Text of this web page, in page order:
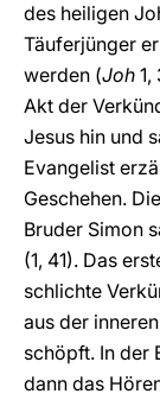
des heiligen
Täuferjünger
werden (Joh 1,
Akt der
Jesus hin und
Evangelist
Geschehen.
Bruder Simon
(1, 41). Das
schlichte
aus der
schöpft. In der
dann das